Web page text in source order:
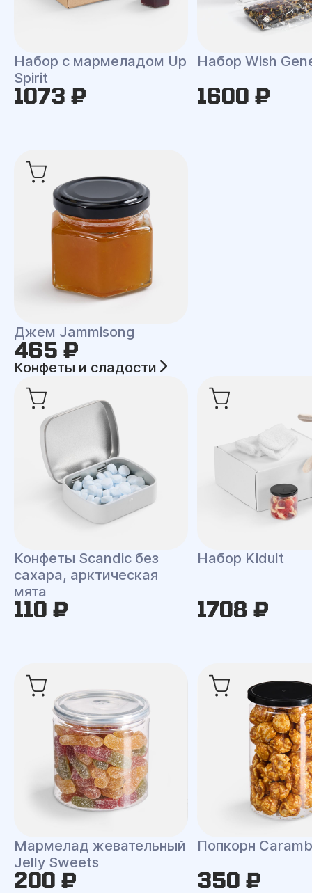
Набор с мармеладом Up
Spirit
1073 ₽
Набор Wish
1600 ₽
Джем Jammisong
465 ₽
Конфеты и сладости
Конфеты Scandic без
сахара, арктическая
мята
110 ₽
Набор Kidult
1708 ₽
Мармелад жевательный
Jelly Sweets
200 ₽
Попкорн
350 ₽